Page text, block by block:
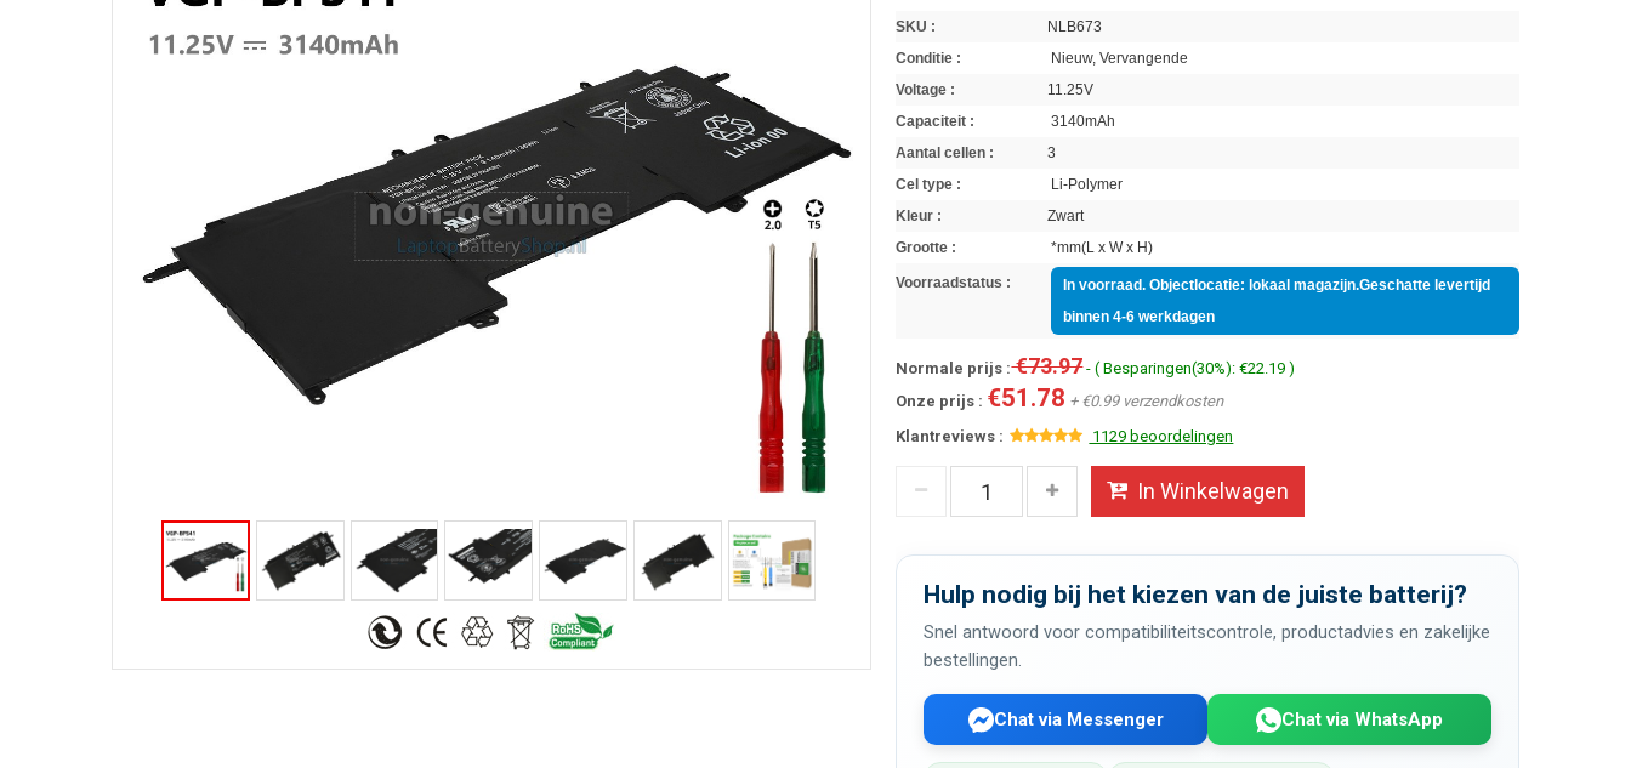
SKU :
NLB673
Conditie :
Nieuw, Vervangende
Voltage :
11.25V
Capaciteit :
3140mAh
Aantal cellen :
3
Cel type :
Li-Polymer
Kleur :
Zwart
Grootte :
*mm(L x W x H)
Voorraadstatus :
In voorraad. Objectlocatie: lokaal magazijn.Geschatte levertijd
binnen 4-6 werkdagen
Normale prijs :€73.97- ( Besparingen(30%): €22.19 )
Onze prijs : €51.78 + €0.99 verzendkosten
Klantreviews :
1129 beoordelingen
In Winkelwagen
Hulp nodig bij het kiezen van de juiste batterij?
Snel antwoord voor compatibiliteitscontrole, productadvies en zakelijke
bestellingen.
Chat via Messenger Chat via WhatsApp